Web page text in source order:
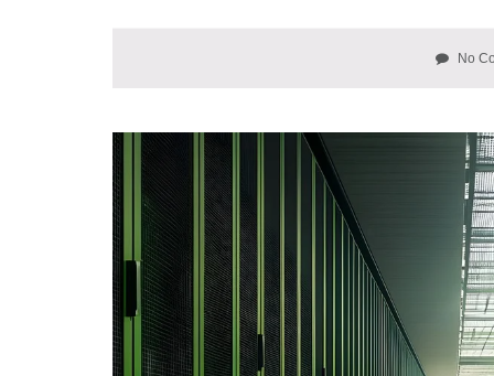
No